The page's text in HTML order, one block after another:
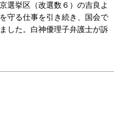
選挙区（改選数６）の吉良よ
守る仕事を引き続き、国会で
した。白神優理子弁護士が訴